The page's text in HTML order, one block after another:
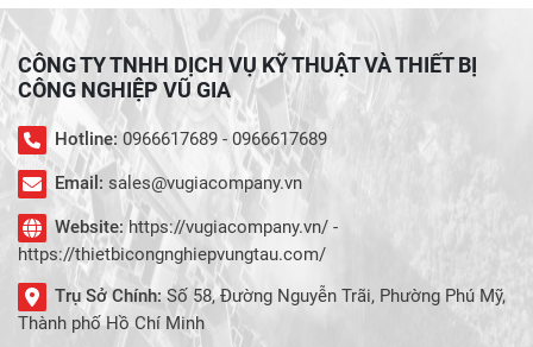
CÔNG TY TNHH DỊCH VỤ KỸ THUẬT VÀ THIẾT BỊ
CÔNG NGHIỆP VŨ GIA
Hotline: 0966617689 - 0966617689
Email: sales@vugiacompany.vn
Website: https://vugiacompany.vn/ -
https://thietbicongnghiepvungtau.com/
Trụ Sở Chính: Số 58, Đường Nguyễn Trãi, Phường Phú Mỹ,
Thành phố Hồ Chí Minh